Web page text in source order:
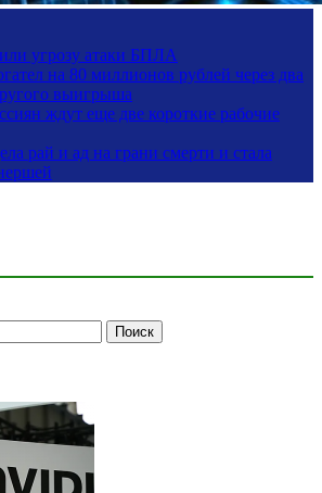
угрозу атаки БПЛА
на 80 миллионов рублей через два
выигрыша
ждут еще две короткие рабочие
рай и ад на грани смерти и стала